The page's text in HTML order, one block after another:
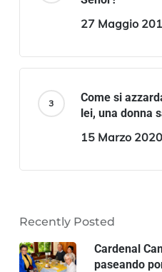
27 Maggio
Come si
lei, una donna
15 Marzo 2020
Recently Posted
Cardenal
paseando